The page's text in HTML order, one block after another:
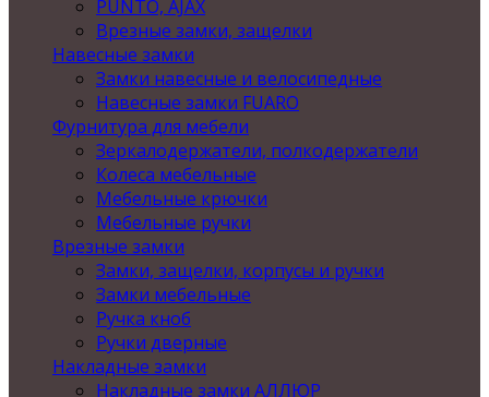
PUNTO, AJAX
Врезные замки, защелки
Навесные замки
Замки навесные и велосипедные
Навесные замки FUARO
Фурнитура для мебели
Зеркалодержатели, полкодержатели
Колеса мебельные
Мебельные крючки
Мебельные ручки
Врезные замки
Замки, защелки, корпусы и ручки
Замки мебельные
Ручка кноб
Ручки дверные
Накладные замки
Накладные замки АЛЛЮР